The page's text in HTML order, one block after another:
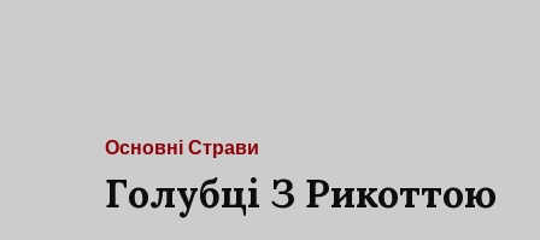
Основні Страви
Голубці З Рикоттою